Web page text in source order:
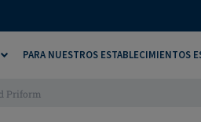
PARA NUESTROS ESTABLECIMIENTOS
Priform